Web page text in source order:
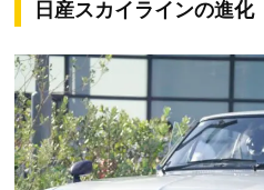
日産スカイラインの進化